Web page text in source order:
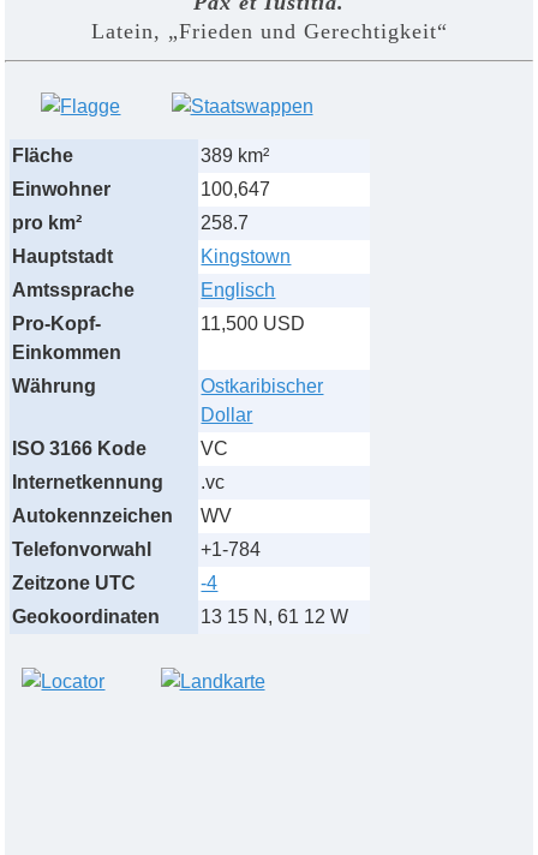
Latein, „Frieden und Gerechtigkeit“
Fläche
389 km²
Einwohner
100,647
pro km²
258.7
Hauptstadt
Kingstown
Amtssprache
Englisch
Pro-Kopf-
Einkommen
11,500 USD
Währung
Ostkaribischer
Dollar
ISO 3166 Kode
VC
Internetkennung
.vc
Autokennzeichen
WV
Telefonvorwahl
+1-784
Zeitzone UTC
-4
Geokoordinaten
13 15 N, 61 12 W